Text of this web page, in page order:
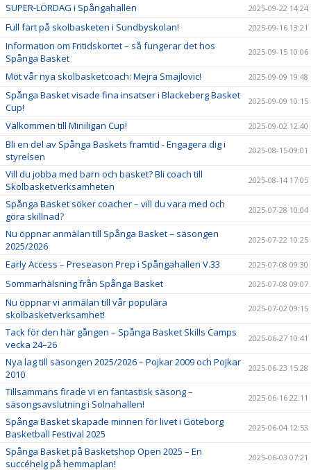
SUPER-LÖRDAG i Spångahallen 2025-09-22 14:24
Full fart på skolbasketen i Sundbyskolan! 2025-09-16 13:21
Information om Fritidskortet – så fungerar det hos
Spånga Basket
2025-09-15 10:06
Möt vår nya skolbasketcoach: Mejra Smajlovic! 2025-09-09 19:48
Spånga Basket visade fina insatser i Blackeberg Basket
Cup!
2025-09-09 10:15
Välkommen till Miniligan Cup! 2025-09-02 12:40
Bli en del av Spånga Baskets framtid - Engagera dig i
styrelsen
2025-08-15 09:01
Vill du jobba med barn och basket? Bli coach till
Skolbasketverksamheten
2025-08-14 17:05
Spånga Basket söker coacher – vill du vara med och
göra skillnad?
2025-07-28 10:04
Nu öppnar anmälan till Spånga Basket – säsongen
2025/2026
2025-07-22 10:25
Early Access – Preseason Prep i Spångahallen V.33 2025-07-08 09:30
Sommarhälsning från Spånga Basket 2025-07-08 09:07
Nu öppnar vi anmälan till vår populära
skolbasketverksamhet!
2025-07-02 09:15
Tack för den här gången – Spånga Basket Skills Camps
vecka 24–26
2025-06-27 10:41
Nya lag till säsongen 2025/2026 – Pojkar 2009 och Pojkar
2010
2025-06-23 15:28
Tillsammans firade vi en fantastisk säsong –
säsongsavslutning i Solnahallen!
2025-06-16 22:11
Spånga Basket skapade minnen för livet i Göteborg
Basketball Festival 2025
2025-06-04 12:53
Spånga Basket på Basketshop Open 2025 – En
succéhelg på hemmaplan!
2025-06-03 07:21